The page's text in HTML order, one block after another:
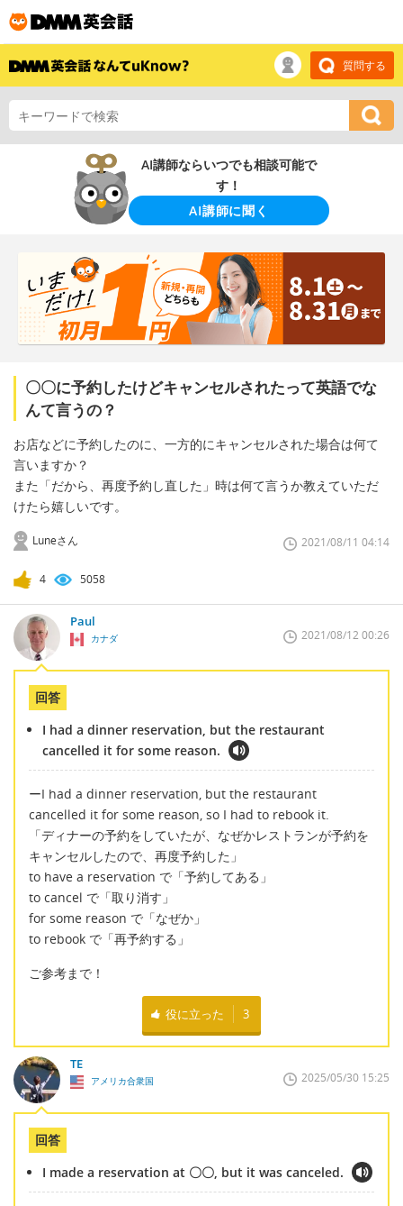
質問する
AI講師ならいつでも相談可能で
す！
AI講師に聞く
〇〇に予約したけどキャンセルされたって英語でな
んて言うの？
お店などに予約したのに、一方的にキャンセルされた場合は何て
言いますか？
また「だから、再度予約し直した」時は何て言うか教えていただ
けたら嬉しいです。
Luneさん 2021/08/11 04:14
4 5058
Paul
カナダ 2021/08/12 00:26
回答
I had a dinner reservation, but the restaurant
cancelled it for some reason.
ーI had a dinner reservation, but the restaurant
cancelled it for some reason, so I had to rebook it.
「ディナーの予約をしていたが、なぜかレストランが予約を
キャンセルしたので、再度予約した」
to have a reservation で「予約してある」
to cancel で「取り消す」
for some reason で「なぜか」
to rebook で「再予約する」
ご参考まで！
役に立った 3
TE
アメリカ合衆国 2025/05/30 15:25
回答
I made a reservation at 〇〇, but it was canceled.